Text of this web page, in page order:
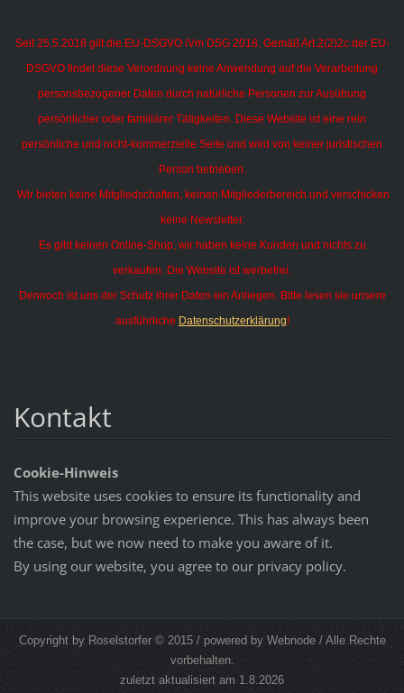
Seit 25.5.2018 gilt die EU-DSGVO iVm DSG 2018. Gemäß Art.2(2)2c der EU-
DSGVO findet diese Verordnung keine Anwendung auf die Verarbeitung
personsbezogener Daten durch natürliche Personen zur Ausübung
persönlicher oder familiärer Tätigkeiten. Diese Website ist eine rein
persönliche und nicht-kommerzielle Seite und wird von keiner juristischen
Person betrieben.
Wir bieten keine Mitgliedschaften, keinen Mitgliederbereich und verschicken
keine Newsletter.
Es gibt keinen Online-Shop, wir haben keine Kunden und nichts zu
verkaufen. Die Website ist werbefrei.
Dennoch ist uns der Schutz ihrer Daten ein Anliegen. Bitte lesen sie unsere
ausführliche Datenschutzerklärung!
Kontakt
Cookie-Hinweis
This website uses cookies to ensure its functionality and
improve your browsing experience. This has always been
the case, but we now need to make you aware of it.
By using our website, you agree to our privacy policy.
Copyright by Roselstorfer © 2015 / powered by Webnode / Alle Rechte
vorbehalten.
zuletzt aktualisiert am 1.8.2026